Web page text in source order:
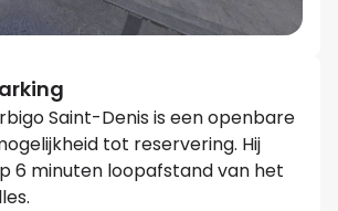
Saint-Denis is een openbare
tot reservering. Hij
6 minuten loopafstand van het